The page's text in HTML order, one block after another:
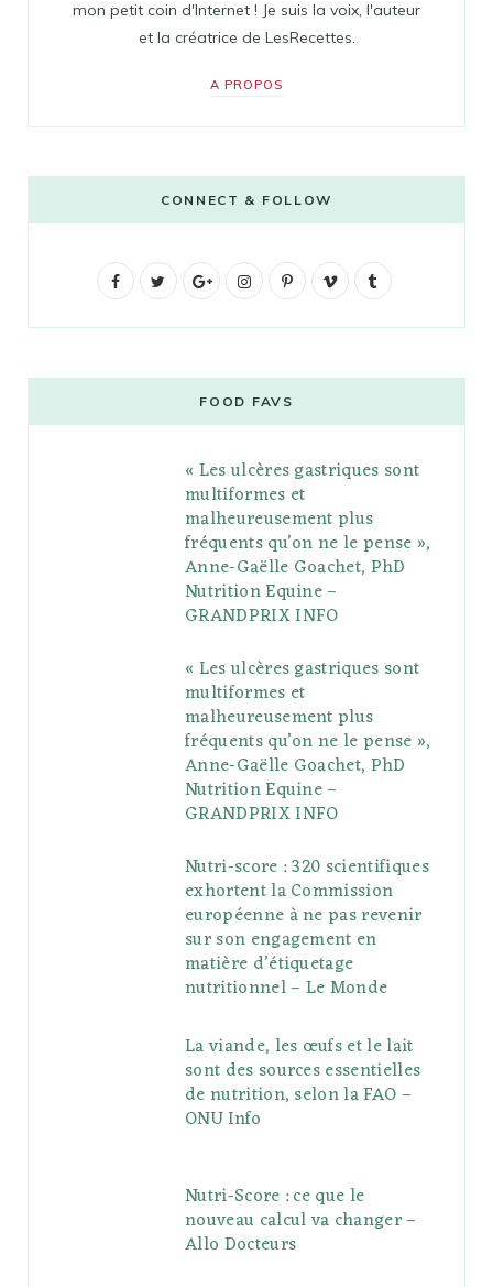
mon petit coin d'Internet ! Je suis la voix, l'auteur
et la créatrice de LesRecettes.
A PROPOS
CONNECT & FOLLOW
F
b
t
G
g
l
e
P
l
s
I
t
a
g
r
a
m
P
e
r
e
s
V
o
l
r
FOOD FAVS
« Les ulcères gastriques sont
multiformes et
malheureusement plus
fréquents qu’on ne le pense »,
Anne-Gaëlle Goachet, PhD
Nutrition Equine –
GRANDPRIX INFO
« Les ulcères gastriques sont
multiformes et
malheureusement plus
fréquents qu’on ne le pense »,
Anne-Gaëlle Goachet, PhD
Nutrition Equine –
GRANDPRIX INFO
Nutri-score : 320 scientifiques
exhortent la Commission
européenne à ne pas revenir
sur son engagement en
matière d’étiquetage
nutritionnel – Le Monde
La viande, les œufs et le lait
sont des sources essentielles
de nutrition, selon la FAO –
ONU Info
Nutri-Score : ce que le
nouveau calcul va changer –
Allo Docteurs